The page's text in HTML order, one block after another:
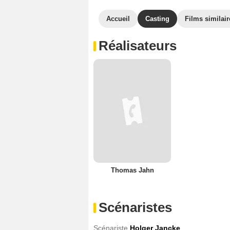
Accueil Casting Films
Réalisateurs
Thomas Jahn
Scénaristes
Scénariste Holger Jancke